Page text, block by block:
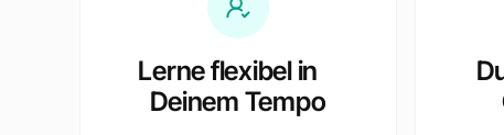
Lerne flexibel in
Deinem Tempo